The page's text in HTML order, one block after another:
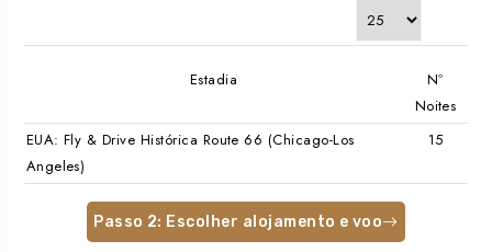
Estadia
Nº
Noites
EUA: Fly & Drive Histórica Route 66 (Chicago-Los
Angeles)
Passo 2: Escolher alojamento e voo